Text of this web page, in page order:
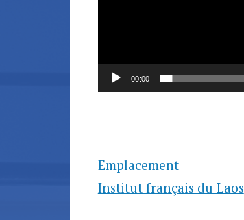
00:00
Emplacement
Institut français du Laos